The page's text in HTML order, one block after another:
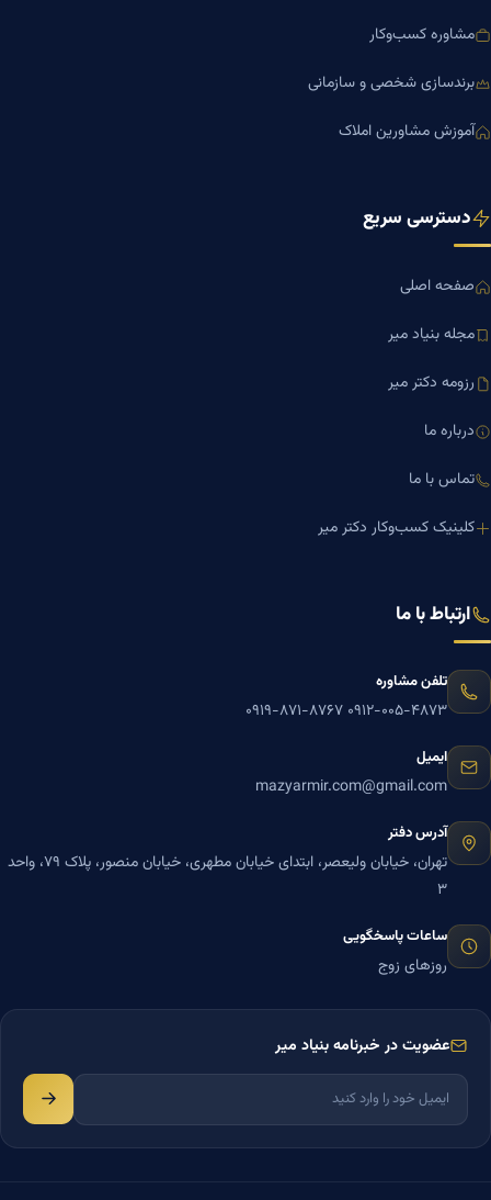
مشاوره کسب‌وکار
برندسازی شخصی و سازمانی
آموزش مشاورین املاک
دسترسی سریع
صفحه اصلی
مجله بنیاد میر
رزومه دکتر میر
درباره ما
تماس با ما
کلینیک کسب‌وکار دکتر میر
ارتباط با ما
تلفن مشاوره
۰۹۱۲-۰۰۵-۴۸۷۳ ۰۹۱۹-۸۷۱-۸۷۶۷
ایمیل
mazyarmir.com@gmail.com
آدرس دفتر
تهران، خیابان ولیعصر، ابتدای خیابان مطهری، خیابان منصور، پلاک ۷۹، واحد
۳
ساعات پاسخگویی
روزهای زوج
عضویت در خبرنامه بنیاد میر